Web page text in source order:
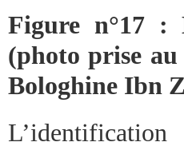
Figure n°17 :
(photo prise
Bologhine Ibn